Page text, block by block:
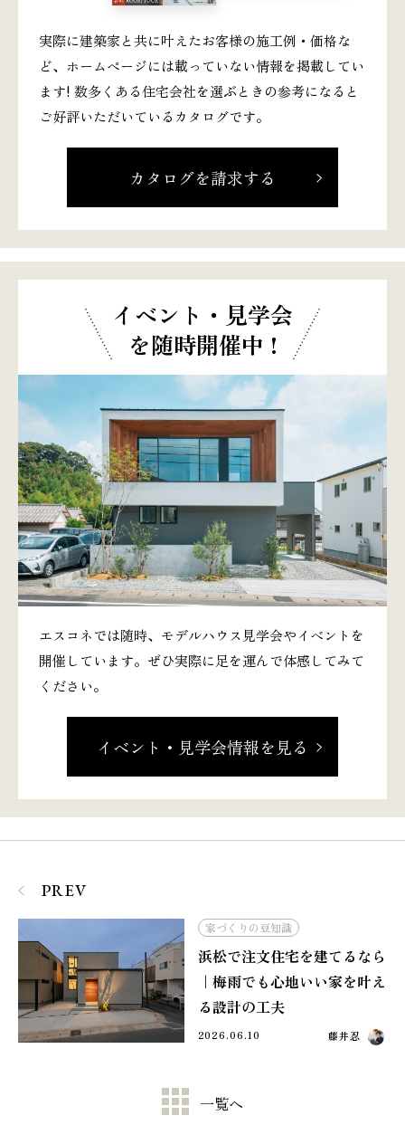
実際に建築家と共に叶えたお客様の施工例・価格な
ど、ホームページには載っていない情報を掲載してい
ます! 数多くある住宅会社を選ぶときの参考になると
ご好評いただいているカタログです。
カタログを請求する
イベント・見学会
を随時開催中 !
エスコネでは随時、モデルハウス見学会やイベントを
開催しています。ぜひ実際に足を運んで体感してみて
ください。
イベント・見学会情報を見る
PREV
家づくりの豆知識
浜松で注文住宅を建てるなら
｜梅雨でも心地いい家を叶え
る設計の工夫
2026.06.10 藤井忍
一覧へ